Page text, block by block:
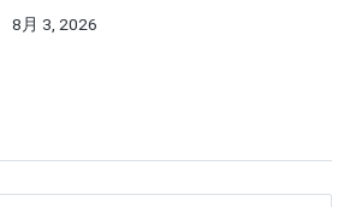
8月 3, 2026